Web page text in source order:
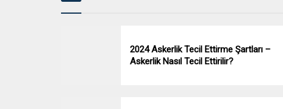
2024 Askerlik Tecil Ettirme Şartları –
Askerlik Nasıl Tecil Ettirilir?